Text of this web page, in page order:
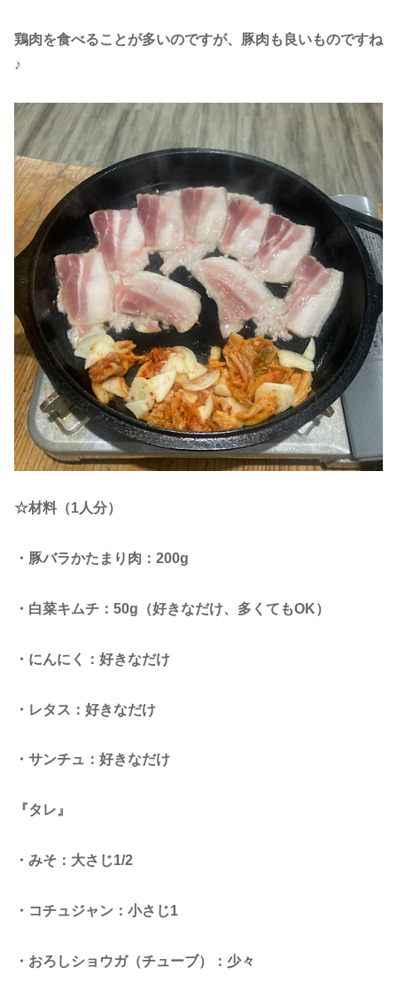
鶏肉を食べることが多いのですが、豚肉も良いものですね
♪
☆材料（1人分）
・豚バラかたまり肉：200g
・白菜キムチ：50g（好きなだけ、多くてもOK）
・にんにく：好きなだけ
・レタス：好きなだけ
・サンチュ：好きなだけ
『タレ』
・みそ：大さじ1/2
・コチュジャン：小さじ1
・おろしショウガ（チューブ）：少々